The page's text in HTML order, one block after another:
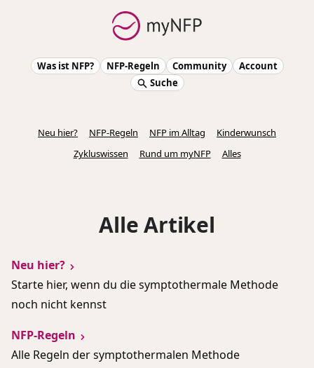
Was ist NFP? NFP-Regeln Community
Account
Suche
Neu hier? NFP-Regeln NFP im Alltag
Kinderwunsch
Zykluswissen
Rund um myNFP Alles
Alle Artikel
Neu hier?
Starte hier, wenn du die symptothermale Methode
noch nicht kennst
NFP-Regeln
Alle Regeln der symptothermalen Methode